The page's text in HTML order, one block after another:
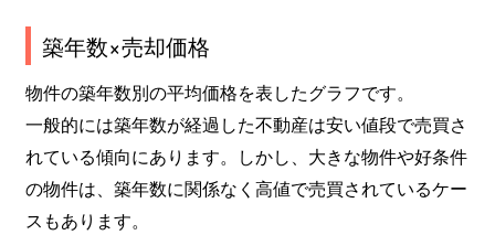
築年数×売却価格
物件の築年数別の平均価格を表したグラフです。
一般的には築年数が経過した不動産は安い値段で売買さ
れている傾向にあります。しかし、大きな物件や好条件
の物件は、築年数に関係なく高値で売買されているケー
スもあります。